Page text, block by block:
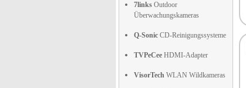
7links Outdoor
Überwachungskameras
Q-Sonic CD-Reinigungssysteme
TVPeCee HDMI-Adapter
VisorTech WLAN Wildkameras